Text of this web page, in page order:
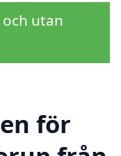
utan
för